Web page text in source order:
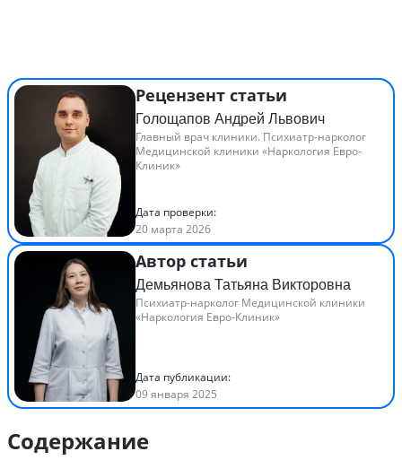
Рецензент статьи
Голощапов Андрей Львович
Главный врач клиники. Психиатр-нарколог
Медицинской клиники «Наркология Евро-
Клиник»
Дата проверки:
20 марта 2026
Автор статьи
Демьянова Татьяна Викторовна
Психиатр-нарколог Медицинской клиники
«Наркология Евро-Клиник»
Дата публикации:
09 января 2025
Содержание